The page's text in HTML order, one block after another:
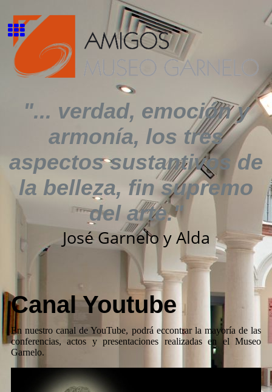
"... verdad, emoción y
armonía, los tres
aspectos sustantivos de
la belleza, fin supremo
del arte."
José Garnelo y Alda
Canal Youtube
En nuestro canal de YouTube, podrá eccontrar la mayoría de las
conferencias, actos y presentaciones realizadas en el Museo
Garnelo.